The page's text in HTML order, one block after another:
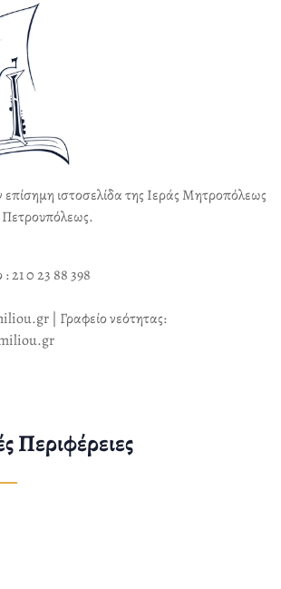
ιστοσελίδα της Ιεράς Μητροπόλεως
Πετρουπόλεως.
21 0 23 88 398
| Γραφείο νεότητας:
Περιφέρειες